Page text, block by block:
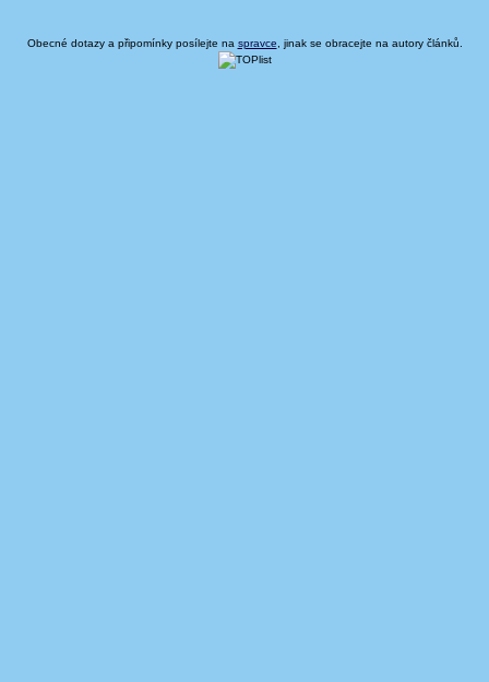
Obecné dotazy a připomínky posílejte na spravce , jinak se obracejte na autory článků.